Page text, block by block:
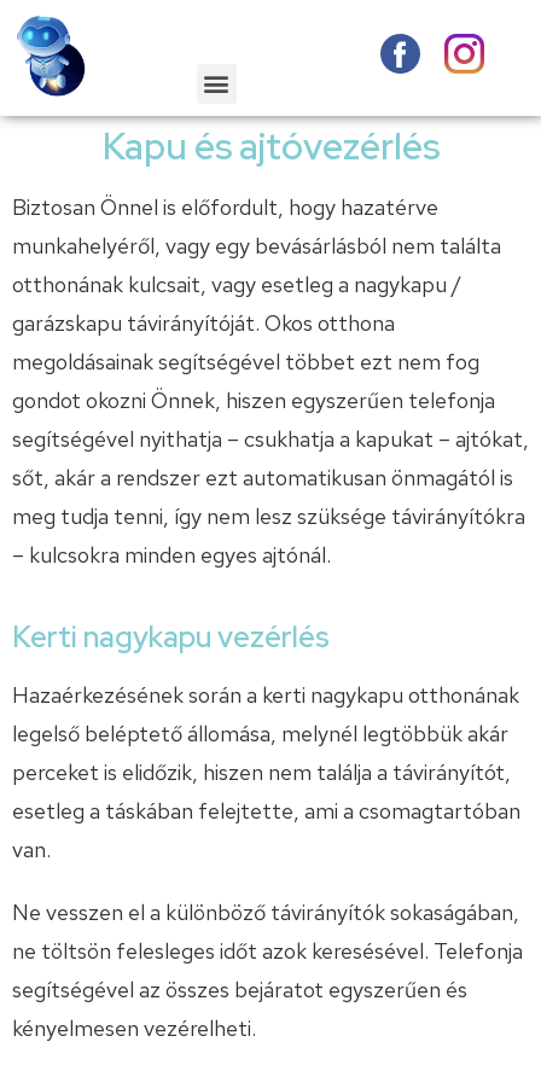
Kapu és ajtóvezérlés
Biztosan Önnel is előfordult, hogy hazatérve
munkahelyéről, vagy egy bevásárlásból nem találta
otthonának kulcsait, vagy esetleg a nagykapu /
garázskapu távirányítóját. Okos otthona
megoldásainak segítségével többet ezt nem fog
gondot okozni Önnek, hiszen egyszerűen telefonja
segítségével nyithatja – csukhatja a kapukat – ajtókat,
sőt, akár a rendszer ezt automatikusan önmagától is
meg tudja tenni, így nem lesz szüksége távirányítókra
– kulcsokra minden egyes ajtónál.
Kerti nagykapu vezérlés
Hazaérkezésének során a kerti nagykapu otthonának
legelső beléptető állomása, melynél legtöbbük akár
perceket is elidőzik, hiszen nem találja a távirányítót,
esetleg a táskában felejtette, ami a csomagtartóban
van.
Ne vesszen el a különböző távirányítók sokaságában,
ne töltsön felesleges időt azok keresésével. Telefonja
segítségével az összes bejáratot egyszerűen és
kényelmesen vezérelheti.